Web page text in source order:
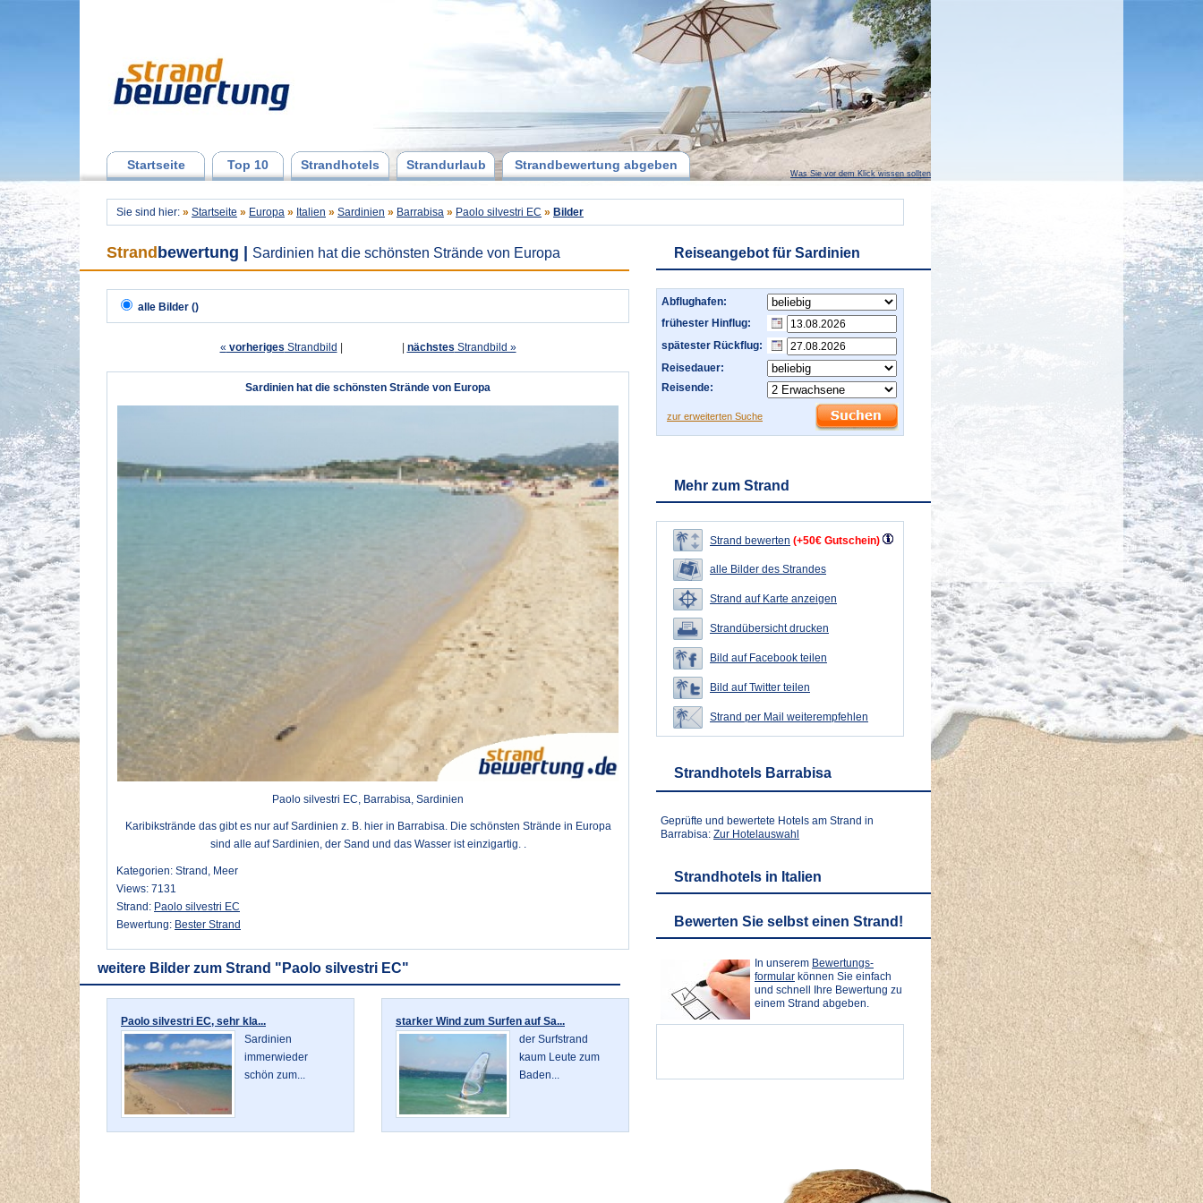
Startseite Top 10 Strandhotels Strandurlaub Strandbewertung abgeben
Was Sie vor dem Klick wissen sollten
Sie sind hier: » Startseite » Europa » Italien » Sardinien » Barrabisa » Paolo silvestri EC » Bilder
Strand bewertung Sardinien hat die schönsten Strände von Europa
alle Bilder ()
« vorheriges Strandbild nächstes Strandbild »
Sardinien hat die schönsten Strände von Europa
Paolo silvestri EC, Barrabisa, Sardinien
Karibikstrände das gibt es nur auf Sardinien z. B. hier in Barrabisa. Die schönsten Strände in Europa
sind alle auf Sardinien, der Sand und das Wasser ist einzigartig. .
Kategorien: Strand, Meer
Views: 7131
Strand: Paolo silvestri EC
Bewertung: Bester Strand
weitere Bilder zum Strand "Paolo silvestri EC"
Paolo silvestri EC, sehr kla...
Sardinien
immerwieder
schön zum...
starker Wind zum Surfen auf Sa...
der Surfstrand
kaum Leute zum
Baden...
Reiseangebot für Sardinien
Abflughafen:
frühester Hinflug:
spätester Rückflug:
Reisedauer:
Reisende:
zur erweiterten Suche
Mehr zum Strand
Strand bewerten (+50€ Gutschein)
alle Bilder des Strandes
Strand auf Karte anzeigen
Strandübersicht drucken
Bild auf Facebook teilen
Bild auf Twitter teilen
Strand per Mail weiterempfehlen
Strandhotels Barrabisa
Geprüfte und bewertete Hotels am Strand in
Barrabisa: Zur Hotelauswahl
Strandhotels in Italien
Bewerten Sie selbst einen Strand!
In unserem Bewertungs-
formular können Sie einfach
und schnell Ihre Bewertung zu
einem Strand abgeben.